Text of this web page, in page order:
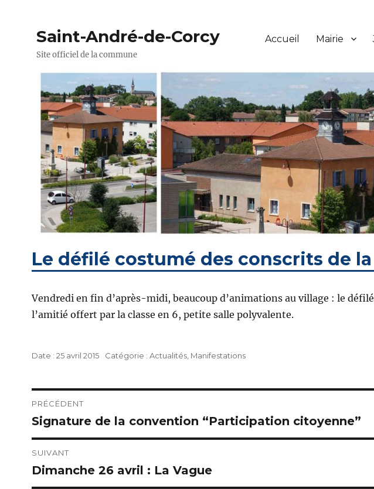
Saint-André-de-Corcy
Site officiel de la commune
Accueil Mairie
Le défilé costumé des conscrits de
Vendredi en fin d’après-midi, beaucoup d’animations au village : le
l’amitié offert par la classe en 6, petite salle polyvalente.
Publié
25 avril 2015 Catégories
Actualités, Manifestations
Navigation
de
l’article
PRÉCÉDENT
Publication
précédente :
Signature de la convention “Participation citoyenne”
SUIVANT
Publication
Dimanche 26 avril : La Vague